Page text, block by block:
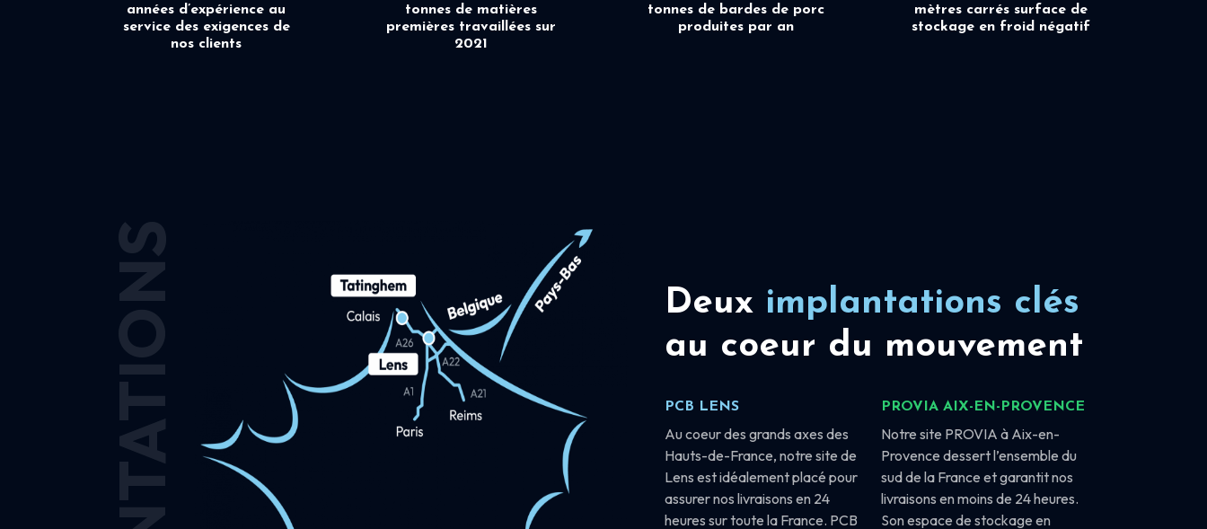
années d’expérience au
service des exigences de
nos clients
tonnes de matières
premières travaillées sur
2021
tonnes de bardes de porc
produites par an
mètres carrés surface de
stockage en froid négatif
Deux implantations clés
au coeur du mouvement
PCB LENS
Au coeur des grands axes des
Hauts-de-France, notre site de
Lens est idéalement placé pour
assurer nos livraisons en 24
heures sur toute la France. PCB
PROVIA AIX-EN-PROVENCE
Notre site PROVIA à Aix-en-
Provence dessert l’ensemble du
sud de la France et garantit nos
livraisons en moins de 24 heures.
Son espace de stockage en